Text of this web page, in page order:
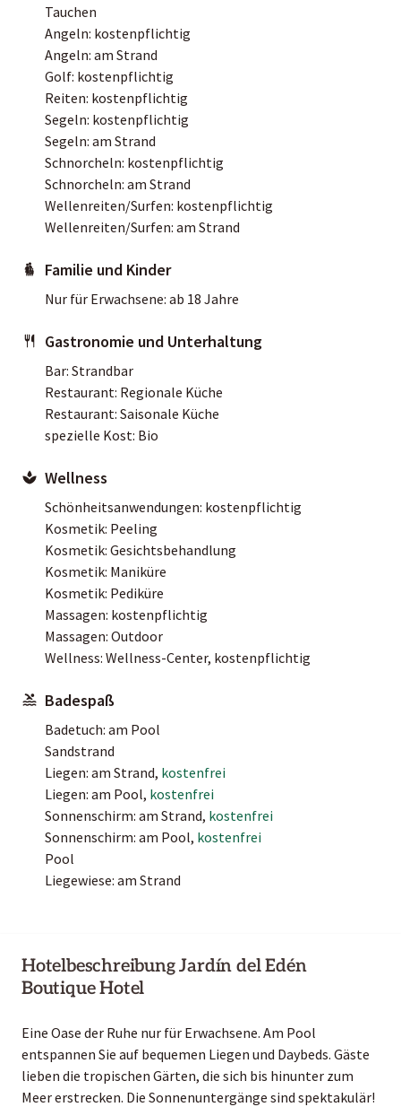
Tauchen
Angeln: kostenpflichtig
Angeln: am Strand
Golf: kostenpflichtig
Reiten: kostenpflichtig
Segeln: kostenpflichtig
Segeln: am Strand
Schnorcheln: kostenpflichtig
Schnorcheln: am Strand
Wellenreiten/Surfen: kostenpflichtig
Wellenreiten/Surfen: am Strand
Familie und Kinder
Nur für Erwachsene: ab 18 Jahre
Gastronomie und Unterhaltung
Bar: Strandbar
Restaurant: Regionale Küche
Restaurant: Saisonale Küche
spezielle Kost: Bio
Wellness
Schönheitsanwendungen: kostenpflichtig
Kosmetik: Peeling
Kosmetik: Gesichtsbehandlung
Kosmetik: Maniküre
Kosmetik: Pediküre
Massagen: kostenpflichtig
Massagen: Outdoor
Wellness: Wellness-Center, kostenpflichtig
Badespaß
Badetuch: am Pool
Sandstrand
Liegen: am Strand, kostenfrei
Liegen: am Pool, kostenfrei
Sonnenschirm: am Strand, kostenfrei
Sonnenschirm: am Pool, kostenfrei
Pool
Liegewiese: am Strand
Hotelbeschreibung Jardín del Edén
Boutique Hotel
Eine Oase der Ruhe nur für Erwachsene. Am Pool
entspannen Sie auf bequemen Liegen und Daybeds. Gäste
lieben die tropischen Gärten, die sich bis hinunter zum
Meer erstrecken. Die Sonnenuntergänge sind spektakulär!